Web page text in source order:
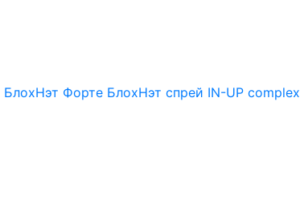
БлохНэт Форте БлохНэт спрей IN-UP complex